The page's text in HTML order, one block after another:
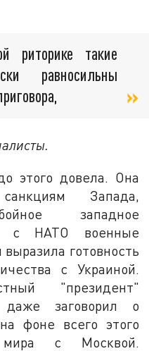
риторике такие
равносильны
этого довела. Она
Запада,
западное
с НАТО военные
готовность
с Украиной.
"президент"
заговорил о
фоне всего этого
с Москвой.